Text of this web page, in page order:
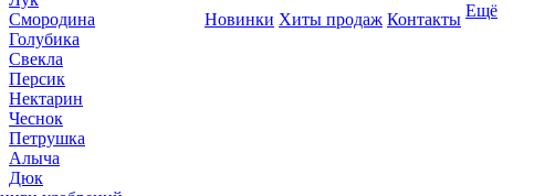
Смородина
Голубика
Свекла
Персик
Нектарин
Чеснок
Петрушка
Алыча
Дюк
Новинки Хиты продаж Контакты Ещё